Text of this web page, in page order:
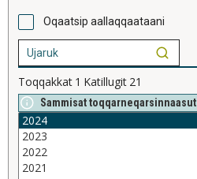
Oqaatsip aallaqqaataani
Toqqakkat 1 Katillugit 21
Sammisat toqqarneqarsinnaasut